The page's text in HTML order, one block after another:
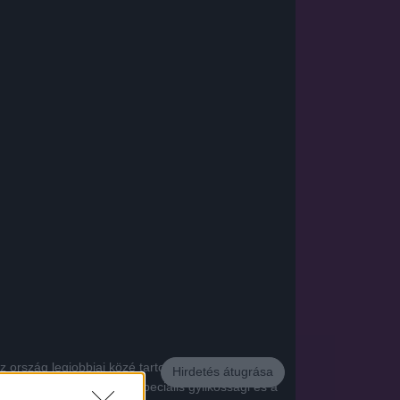
Hirdetés átugrása
legjobbjai közé tartozik. A CIA által
vezetését, amely a speciális gyilkossági és a